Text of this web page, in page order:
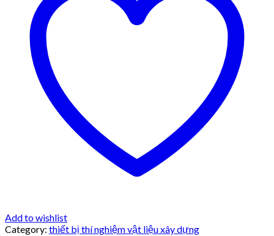
Add to wishlist
Category: thiết bị thí nghiệm vật liệu xây dựng